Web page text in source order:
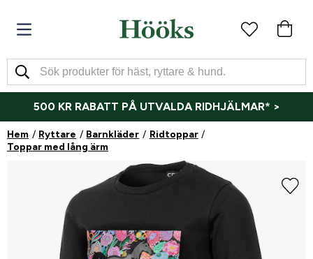
500 KR RABATT PÅ UTVALDA RIDHJÄLMAR* >
Hem Ryttare Barnkläder
Ridtoppar
Toppar med lång ärm